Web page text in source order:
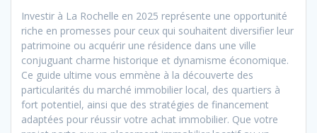
Investir à La Rochelle en 2025 représente une opportunité
riche en promesses pour ceux qui souhaitent diversifier leur
patrimoine ou acquérir une résidence dans une ville
conjuguant charme historique et dynamisme économique.
Ce guide ultime vous emmène à la découverte des
particularités du marché immobilier local, des quartiers à
fort potentiel, ainsi que des stratégies de financement
adaptées pour réussir votre achat immobilier. Que votre